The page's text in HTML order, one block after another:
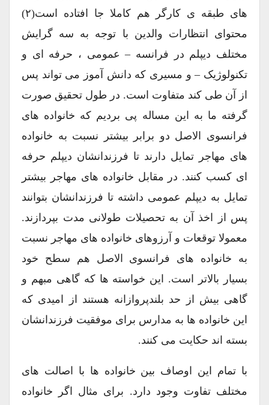
های طبقه ی کارگر هم کاملا جا افتاده است(۲)
محتوای انتظارات والدین با توجه به سه گرایش
مختلف دیپلم در فرانسه – عمومی ، حرفه ای و
تکنولوژیک – و مسیری که دانش آموز می تواند پس
از آن طی کند متفاوت است. در طول تحقیق صورت
گرفته ما به این مساله پی بردیم که خانواده های
فرانسوی الاصل دو برابر بیشتر نسبت به خانواده
های مهاجر تمایل دارند تا فرزندانشان دیپلم حرفه
ای کسب کنند. در مقابل خانواده های مهاجر بیشتر
تمایل به دیپلم عمومی داشته تا فرزندانشان بتوانند
پس از اخذ آن به تحصیلات طولانی مدت بپردازند.
معمولا توقعات و آرزوهای خانواده های مهاجر نسبت
به خانواده های فرانسوی الاصل هم سطح خود
بسیار بالاتر است. این خواسته ها که گاهی مبهم و
گاهی بیش از حد بلندپروازانه هستند از امیدی که
این خانواده ها به مدارس برای موفقیت فرزندانشان
بسته اند حکایت می کنند.
با تمام این اوصاف بین خانواده ها با اصالت های
مختلف تفاوت وجود دارد. برای مثال اگر خانواده